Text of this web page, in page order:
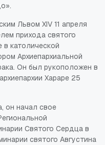
Львом XIV 11 апреля
прихода святого
в католической
Архиепархиальной
Он был рукоположен в
Хараре 25
он начал свое
Святого Сердца в
святого Августина